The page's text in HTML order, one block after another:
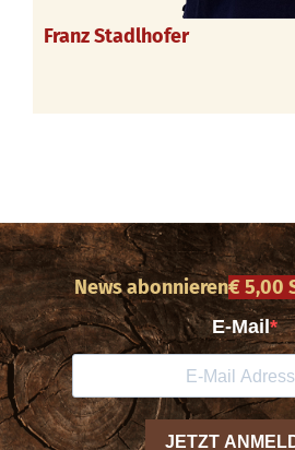
Franz Stadlhofer
News abonnieren€ 5,00